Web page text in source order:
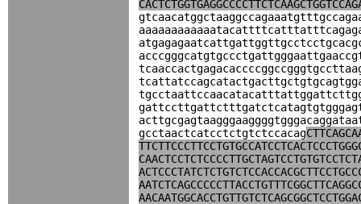
gcctaactcatcctctgtctccacag